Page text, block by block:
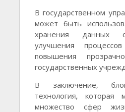
В государственном
может быть
хранения данных о
улучшения
повышения
государственных
В заключение,
технология, которая
множество сфер